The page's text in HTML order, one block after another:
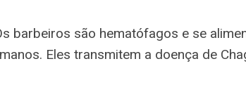
barbeiros são hematófagos e se
Eles transmitem a doença de